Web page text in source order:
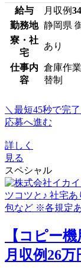
給与 月収例
勤務地 静岡県
寮・社
宅
あり
仕事内
容
倉庫作
替制
＼最短45秒で完
応募へ進む
詳しく
見る
スペシャル
【コピー
月収例26万